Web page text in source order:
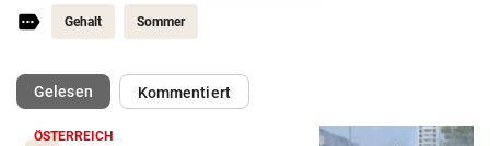
Gehalt Sommer
Gelesen(ausgewählt)Kommentiert
ÖSTERREICH